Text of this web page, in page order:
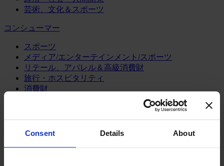
Consent Details About
芸術、文化＆スポーツ
コンシューマー
スポーツ
メディア/エンターテインメント/スポーツ
リテール、アパレル＆高級消費財
旅行・ホスピタリティ
消費財
化学・プロセス産業
機械・産業テクノロジー